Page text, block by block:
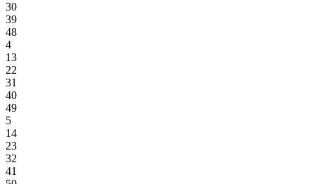
30
39
48
4
13
22
31
40
49
5
14
23
32
41